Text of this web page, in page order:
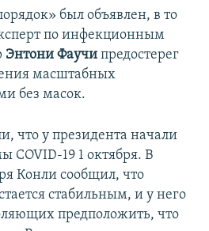
был объявлен, в то
по инфекционным
Энтони Фаучи предостерег
масштабных
без масок.
что у президента начали
COVID-19 1 октября. В
Конли сообщил, что
стабильным, и у него
предположить, что